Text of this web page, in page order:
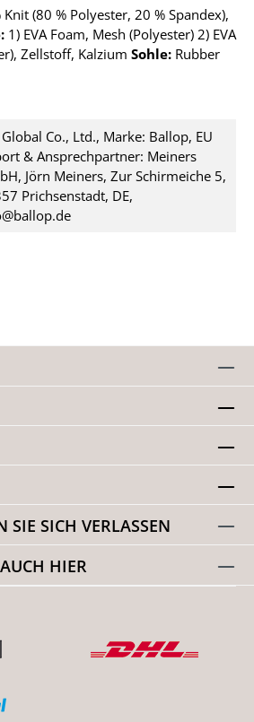
Knit (80 % Polyester, 20 % Spandex),
1) EVA Foam, Mesh (Polyester) 2) EVA
Zellstoff, Kalzium Sohle: Rubber
Co., Ltd., Marke: Ballop, EU
& Ansprechpartner: Meiners
Jörn Meiners, Zur Schirmeiche 5,
Prichsenstadt, DE,
SIE SICH VERLASSEN
HIER